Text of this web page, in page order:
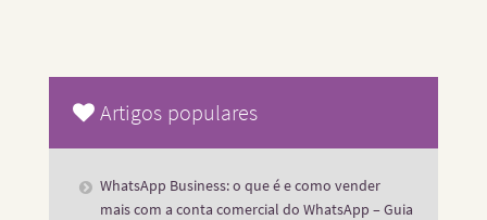
Artigos populares
WhatsApp Business: o que é e como vender
mais com a conta comercial do WhatsApp – Guia